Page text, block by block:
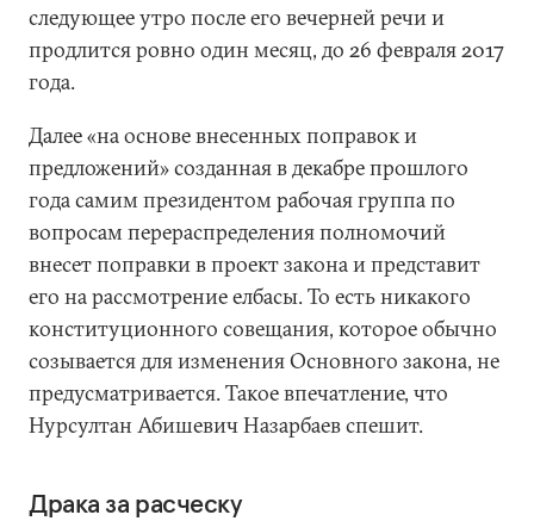
следующее утро после его вечерней речи и
продлится ровно один месяц, до 26 февраля 2017
года.
Далее «на основе внесенных поправок и
предложений» созданная в декабре прошлого
года самим президентом рабочая группа по
вопросам перераспределения полномочий
внесет поправки в проект закона и представит
его на рассмотрение елбасы. То есть никакого
конституционного совещания, которое обычно
созывается для изменения Основного закона, не
предусматривается. Такое впечатление, что
Нурсултан Абишевич Назарбаев спешит.
Драка за расческу